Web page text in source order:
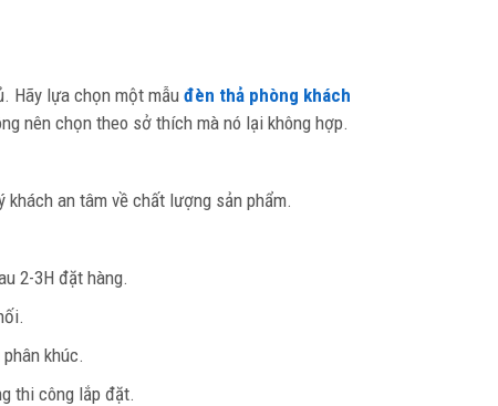
Hãy lựa chọn một mẫu đèn thả phòng khách
nên chọn theo sở thích mà nó lại không hợp.
khách an tâm về chất lượng sản phẩm.
2-3H đặt hàng.
khúc.
thi công lắp đặt.